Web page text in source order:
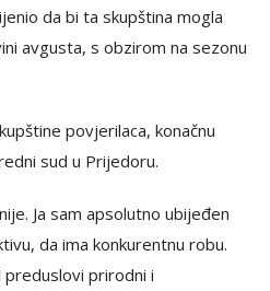
da bi ta skupština mogla
avgusta, s obzirom na sezonu
povjerilaca, konačnu
sud u Prijedoru.
Ja sam apsolutno ubijeđen
da ima konkurentnu robu.
prirodni i